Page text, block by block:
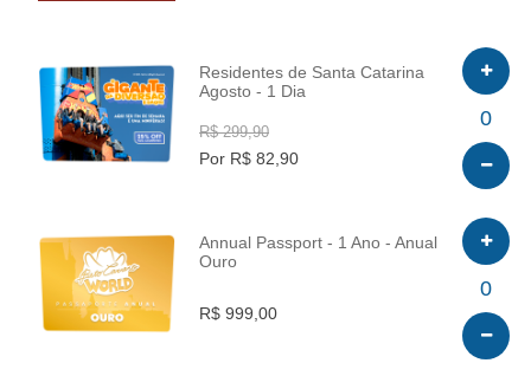
INFO
Residentes de Santa Catarina
Agosto - 1 Dia
R$ 299,90
Por R$ 82,90
0
INFO
Annual Passport - 1 Ano - Anual
Ouro
R$ 999,00
0